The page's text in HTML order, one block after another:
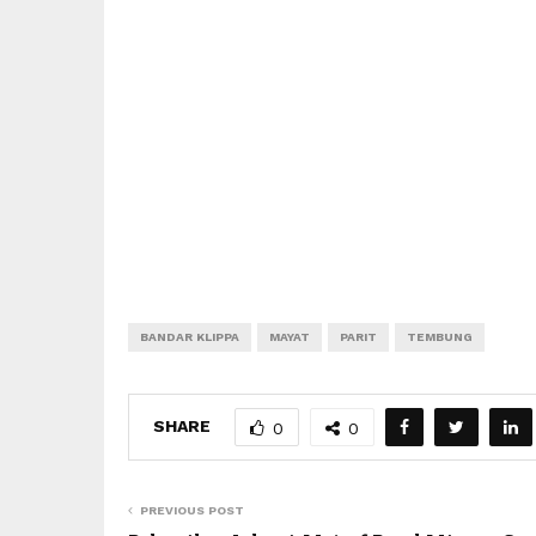
BANDAR KLIPPA MAYAT PARIT TEMBUNG
SHARE 0 0
PREVIOUS POST